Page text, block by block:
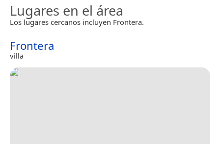
Lugares en el área
Los lugares cercanos incluyen Frontera.
Frontera
villa